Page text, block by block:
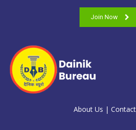
Join Now
About Us |